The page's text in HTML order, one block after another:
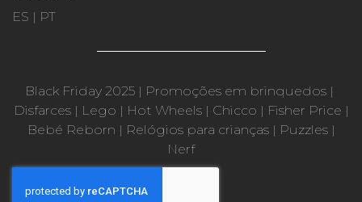
ES | PT
Black Friday 2025 | Promoções em brinquedos |
Disfarces| Lego | Hot Wheels| Chicco | Fisher Price |
Bebé Reborn | Relógios para crianças| Puzzles|
Nerf